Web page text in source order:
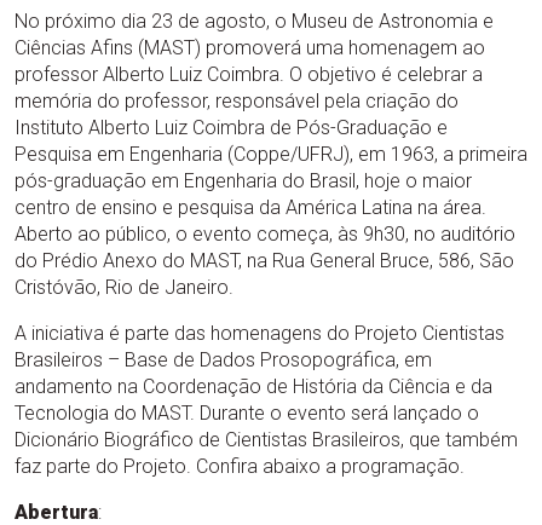
No próximo dia 23 de agosto, o Museu de Astronomia e
Ciências Afins (MAST) promoverá uma homenagem ao
professor Alberto Luiz Coimbra. O objetivo é celebrar a
memória do professor, responsável pela criação do
Instituto Alberto Luiz Coimbra de Pós-Graduação e
Pesquisa em Engenharia (Coppe/UFRJ), em 1963, a primeira
pós-graduação em Engenharia do Brasil, hoje o maior
centro de ensino e pesquisa da América Latina na área.
Aberto ao público, o evento começa, às 9h30, no auditório
do Prédio Anexo do MAST, na Rua General Bruce, 586, São
Cristóvão, Rio de Janeiro.
A iniciativa é parte das homenagens do Projeto Cientistas
Brasileiros – Base de Dados Prosopográfica, em
andamento na Coordenação de História da Ciência e da
Tecnologia do MAST. Durante o evento será lançado o
Dicionário Biográfico de Cientistas Brasileiros, que também
faz parte do Projeto. Confira abaixo a programação.
Abertura: